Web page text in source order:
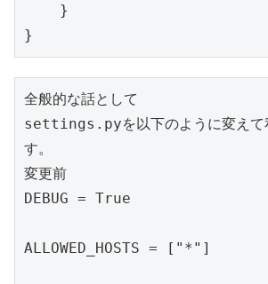
}
全般的な話として
settings.pyを以下のように変えて
す。
変更前
DEBUG = True
ALLOWED_HOSTS = ["*"]